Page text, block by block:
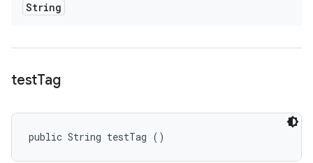
String
testTag
public String testTag ()